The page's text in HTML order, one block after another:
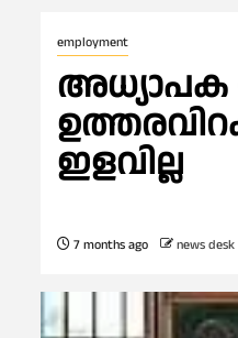
employment
അധ്യാപക
ഇളവില്ല
7 months ago news desk